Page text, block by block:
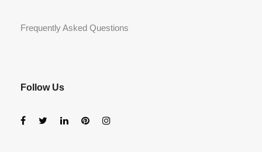
Frequently Asked Questions
Follow Us